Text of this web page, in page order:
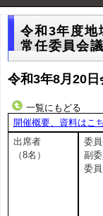
令和3年度地
常任委員会
令和3年8月20日
一覧にもどる
開催概要、資料はこ
出席者
（8名）
委
副
委員